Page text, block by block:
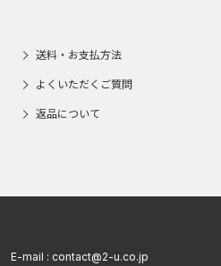
送料・お支払方法
よくいただくご質問
返品について
E-mail : contact@2-u.co.jp